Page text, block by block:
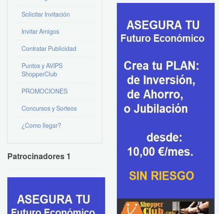
Solicitar Invitación
Invitar Amigos
Contratar Publicidad
Puntos y AVIPS
ShopperClub
PROMOCIONES
Concursos y Sorteos
¿Como llegar?
Patrocinadores 1